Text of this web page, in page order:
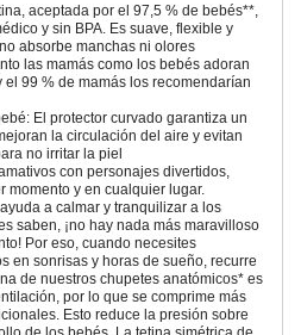
aceptada por el 97,5 % de bebés**,
y sin BPA. Es suave, flexible y
absorbe manchas ni olores
las mamás como los bebés adoran
99 % de mamás los recomendarían
El protector curvado garantiza un
la circulación del aire y evitan
no irritar la piel
con personajes divertidos,
momento y en cualquier lugar.
a calmar y tranquilizar a los
saben, ¡no hay nada más maravilloso
Por eso, cuando necesites
en sonrisas y horas de sueño, recurre
de nuestros chupetes anatómicos* es
por lo que se comprime más
Esto reduce la presión sobre